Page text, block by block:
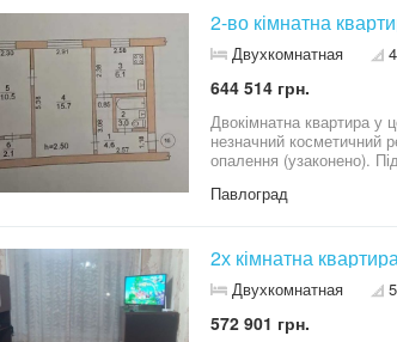
2-во кімнатна
Двухкомнатная
644 514 грн.
Двокімнатна квартира у центрі міста, поряд
незначний косметичний ремонт.
опалення (узаконено).
розглянемо ваші
Павлоград
2х кімнатна
Двухкомнатная
572 901 грн.